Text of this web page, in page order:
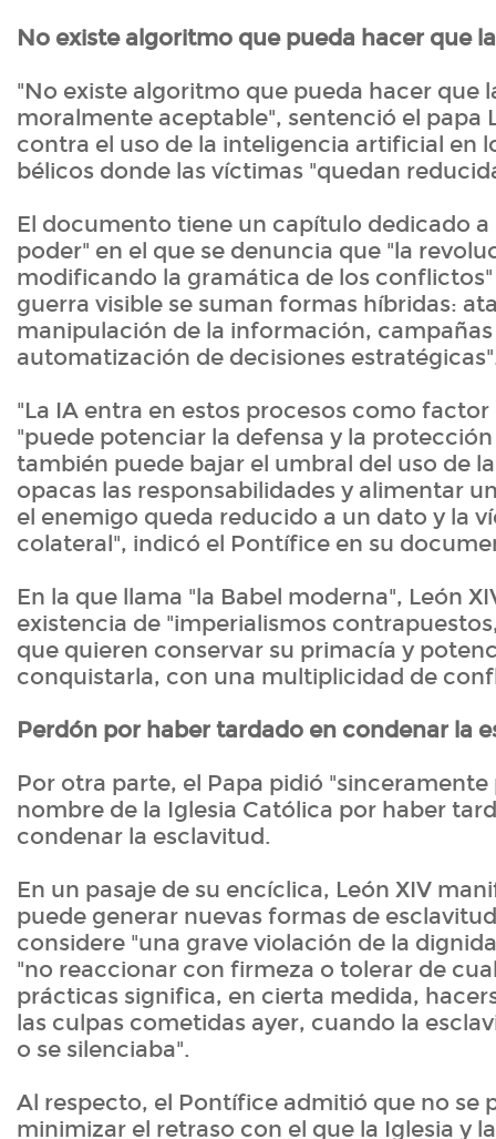
No existe algoritmo que pueda hacer que
"No existe algoritmo que pueda hacer que
moralmente aceptable", sentenció el papa
contra el uso de la inteligencia artificial en
bélicos donde las víctimas "quedan
El documento tiene un capítulo dedicado a
poder" en el que se denuncia que "la
modificando la gramática de los conflictos"
guerra visible se suman formas híbridas:
manipulación de la información,
automatización de decisiones
"La IA entra en estos procesos como
"puede potenciar la defensa y la
también puede bajar el umbral del uso de
opacas las responsabilidades y alimentar
el enemigo queda reducido a un dato y la
colateral", indicó el Pontífice en su
En la que llama "la Babel moderna", León
existencia de "imperialismos
que quieren conservar su primacía y
conquistarla, con una multiplicidad de
Perdón por haber tardado en condenar la
Por otra parte, el Papa pidió "sinceramente
nombre de la Iglesia Católica por haber
condenar la esclavitud.
En un pasaje de su encíclica, León XIV
puede generar nuevas formas de
considere "una grave violación de la
"no reaccionar con firmeza o tolerar de
prácticas significa, en cierta medida,
las culpas cometidas ayer, cuando la
o se silenciaba".
Al respecto, el Pontífice admitió que no se
minimizar el retraso con el que la Iglesia y